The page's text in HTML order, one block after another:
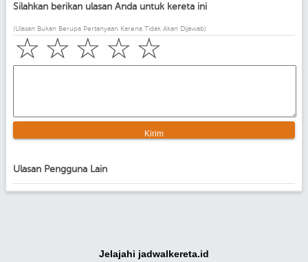
Silahkan berikan ulasan Anda untuk kereta ini
(Ulasan Bukan Berupa Pertanyaan Karena Tidak Akan Dijawab)
☆
☆
☆
☆
☆
Ulasan Pengguna Lain
Jelajahi jadwalkereta.id